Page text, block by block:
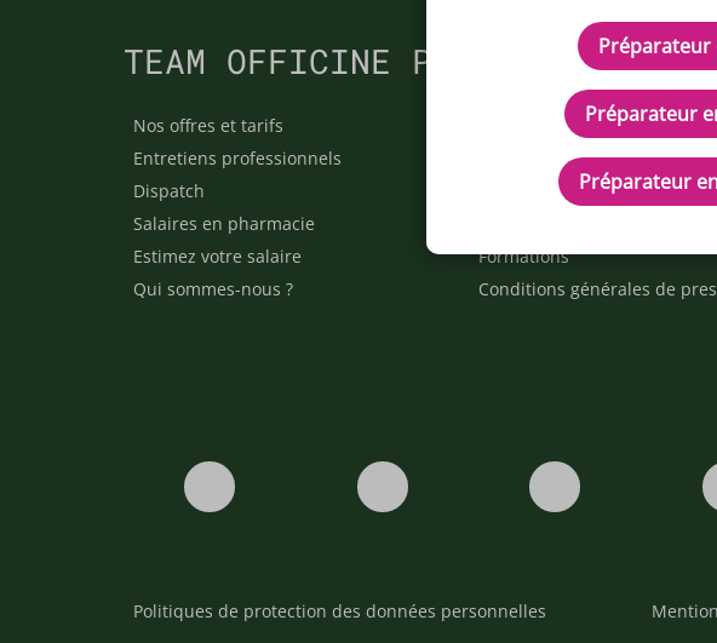
Préparateur
Préparateur
Préparateur
TEAM OFFICINE PRESCRIPTEUR
Nos offres et tarifs
Entretiens professionnels
Dispatch
Salaires en pharmacie
Estimez votre salaire
Qui sommes-nous ?
Nos articles
Besoin d'aide ?
Contactez-nous
Formations
Conditions générales de
Politiques de protection des données personnelles